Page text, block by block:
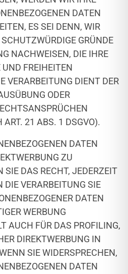
DATEN
ES SEI DENN, WIR
GRÜNDE
NACHWEISEN, DIE IHRE
FREIHEITEN
VERARBEITUNG DIENT DER
ODER
21 ABS. 1 DSGVO).
DATEN
ZU
SIE DAS RECHT, JEDERZEIT
DIE VERARBEITUNG SIE
DATEN
WERBUNG
AUCH FÜR DAS PROFILING,
DIREKTWERBUNG IN
SIE WIDERSPRECHEN,
DATEN